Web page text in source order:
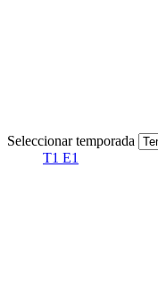
Seleccionar temporada
T1 E1